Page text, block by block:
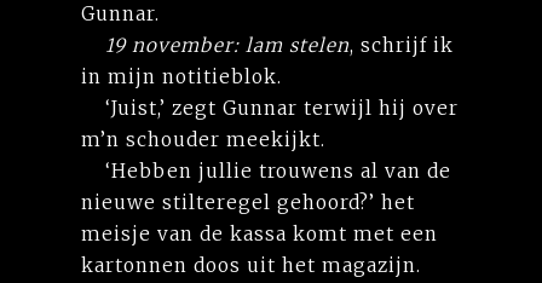
Gunnar.
19 november: lam stelen, schrijf ik
in mijn notitieblok.
‘Juist,’ zegt Gunnar terwijl hij over
m’n schouder meekijkt.
‘Hebben jullie trouwens al van de
nieuwe stilteregel gehoord?’ het
meisje van de kassa komt met een
kartonnen doos uit het magazijn.